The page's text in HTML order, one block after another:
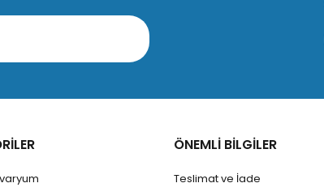
ÖNEMLİ BİLGİLER
Teslimat ve İade